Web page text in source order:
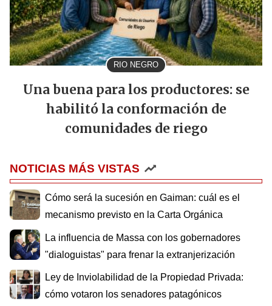
RIO NEGRO
Una buena para los productores: se
habilitó la conformación de
comunidades de riego
NOTICIAS MÁS VISTAS
Cómo será la sucesión en Gaiman: cuál es el
mecanismo previsto en la Carta Orgánica
La influencia de Massa con los gobernadores
"dialoguistas" para frenar la extranjerización
Ley de Inviolabilidad de la Propiedad Privada:
cómo votaron los senadores patagónicos